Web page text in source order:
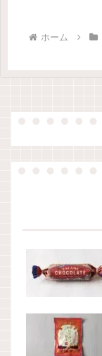
ホーム